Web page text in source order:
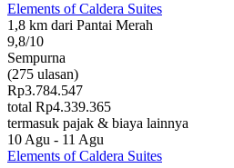
Elements of Caldera Suites
1,8 km dari Pantai Merah
9,8/10
Sempurna
(275 ulasan)
Rp3.784.547
total Rp4.339.365
termasuk pajak & biaya lainnya
10 Agu - 11 Agu
Elements of Caldera Suites